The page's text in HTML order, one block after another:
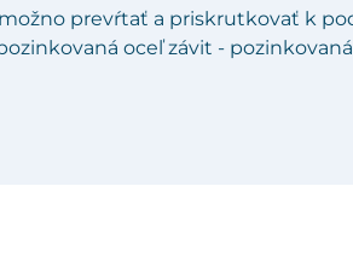
prevŕtať a priskrutkovať k
oceľ závit -